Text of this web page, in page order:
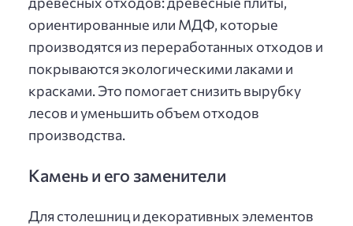
ориентированные или МДФ, которые
производятся из переработанных отходов и
покрываются экологическими лаками и
красками. Это помогает снизить вырубку
лесов и уменьшить объем отходов
производства.
Камень и его заменители
Для столешниц и декоративных элементов